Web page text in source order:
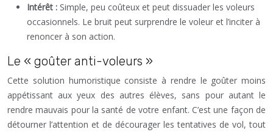
Intérêt : Simple, peu coûteux et peut dissuader les voleurs
occasionnels. Le bruit peut surprendre le voleur et l’inciter à
renoncer à son action.
Le « goûter anti-voleurs »
Cette solution humoristique consiste à rendre le goûter moins
appétissant aux yeux des autres élèves, sans pour autant le
rendre mauvais pour la santé de votre enfant. C’est une façon de
détourner l’attention et de décourager les tentatives de vol, tout